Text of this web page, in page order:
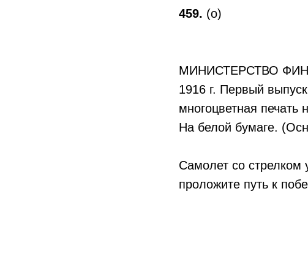
459. (о)
МИНИСТЕРСТВО
1916 г. Первый
многоцветная
На белой бумаге.
Самолет со стрелком
проложите путь к